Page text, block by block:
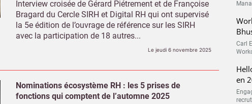
Interview croisée de Gérard Piétrement et de Françoise
Bragard du Cercle SIRH et Digital RH qui ont supervisé
la 5e édition de l’ouvrage de référence sur les SIRH
avec la participation de 18 autres...
Le jeudi 6 novembre 2025
Nominations écosystème RH : les 5 prises de
fonctions qui comptent de l’automne 2025
Carl
en